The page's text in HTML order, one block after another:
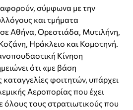
αφορούν, σύμφωνα με την
και τμήματα
Αθήνα, Ορεστιάδα, Μυτιλήνη,
Ηράκλειο και Κομοτηνή.
Κίνηση
ότι «με βάση
καταγγελίες φοιτητών, υπάρχει
Αεροπορίας που έχει
όλους τους στρατιωτικούς που